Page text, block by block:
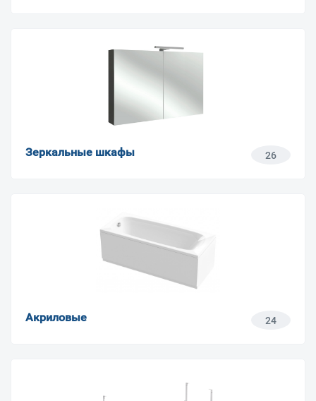
Зеркальные шкафы 26
Акриловые 24